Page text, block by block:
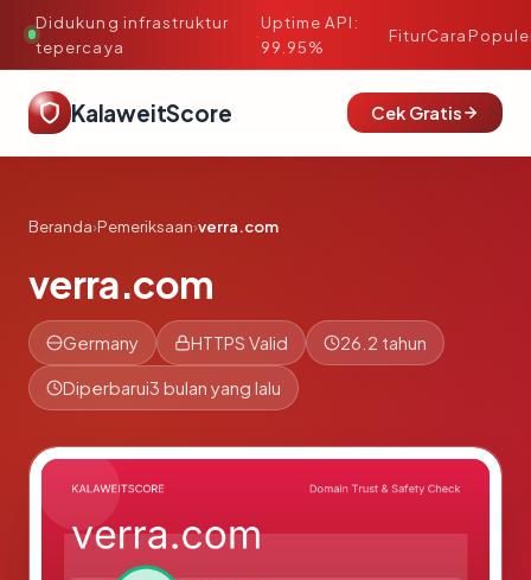
Didukung infrastruktur
tepercaya
·
Uptime API:
99.95%
FiturCara
KalaweitScore Cek Gratis
Beranda›Pemeriksaan›verra.com
verra.com
Germany HTTPS Valid 26.2 tahun
Diperbarui3 bulan yang lalu